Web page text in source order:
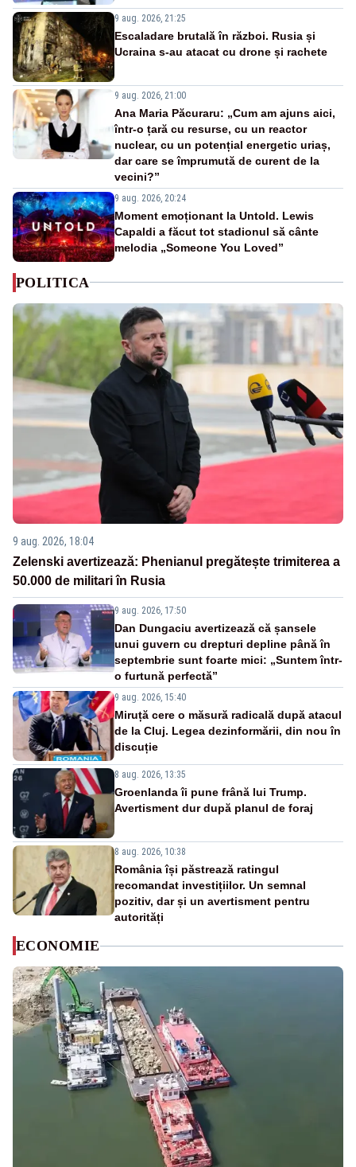
9 aug. 2026, 21:25
Escaladare brutală în război. Rusia și
Ucraina s-au atacat cu drone și rachete
9 aug. 2026, 21:00
Ana Maria Păcuraru: „Cum am ajuns aici,
într-o țară cu resurse, cu un reactor
nuclear, cu un potențial energetic uriaș,
dar care se împrumută de curent de la
vecini?”
9 aug. 2026, 20:24
Moment emoționant la Untold. Lewis
Capaldi a făcut tot stadionul să cânte
melodia „Someone You Loved”
POLITICA
9 aug. 2026, 18:04
Zelenski avertizează: Phenianul pregătește trimiterea a
50.000 de militari în Rusia
9 aug. 2026, 17:50
Dan Dungaciu avertizează că șansele
unui guvern cu drepturi depline până în
septembrie sunt foarte mici: „Suntem într-
o furtună perfectă”
9 aug. 2026, 15:40
Miruță cere o măsură radicală după atacul
de la Cluj. Legea dezinformării, din nou în
discuție
8 aug. 2026, 13:35
Groenlanda îi pune frână lui Trump.
Avertisment dur după planul de foraj
8 aug. 2026, 10:38
România își păstrează ratingul
recomandat investițiilor. Un semnal
pozitiv, dar și un avertisment pentru
autorități
ECONOMIE